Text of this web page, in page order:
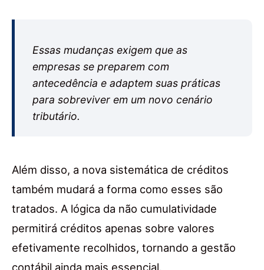
Essas mudanças exigem que as
empresas se preparem com
antecedência e adaptem suas práticas
para sobreviver em um novo cenário
tributário.
Além disso, a nova sistemática de créditos
também mudará a forma como esses são
tratados. A lógica da não cumulatividade
permitirá créditos apenas sobre valores
efetivamente recolhidos, tornando a gestão
contábil ainda mais essencial.